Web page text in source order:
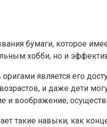
бумаги, которое
хобби, но и
является его
и даже дети
воображение,
такие навыки, как